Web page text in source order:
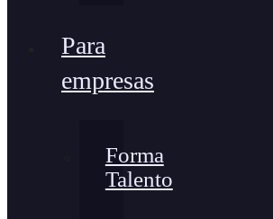
Para
empresas
Forma
Talento